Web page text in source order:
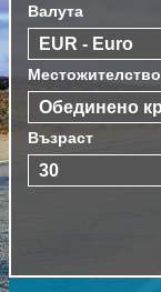
Валута
Местожителство
Възраст